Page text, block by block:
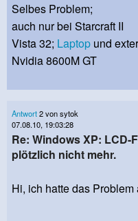
Selbes Problem;
auch nur bei Starcraft II
Vista 32; Laptop und
Nvidia 8600M GT
Antwort2 von sytok
07.08.10, 19:03:28
Re: Windows XP: LCD-
plötzlich nicht mehr.
Hi, ich hatte das